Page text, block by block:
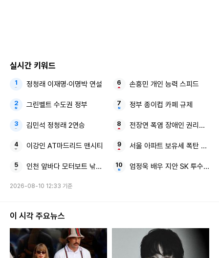
실시간 키워드
정청래 이재명·이명박 연설
그린벨트 수도권 정부
김민석 정청래 2연승
이강인 AT마드리드 맨시티
인천 앞바다 모터보트 낚시객
손흥민 개인 능력 스피드
정부 종이컵 카페 규제
전장연 폭염 장애인 권리예산
서울 아파트 보유세 폭탄 매물
엄정욱 배우 지안 SK 투수 출신
2026-08-10 12:33 기준
이 시각 주요뉴스